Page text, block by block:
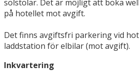
solstolar. Det är möjligt att boka
på hotellet mot avgift.
Det finns avgiftsfri parkering vid
laddstation för elbilar (mot avgift).
Inkvartering